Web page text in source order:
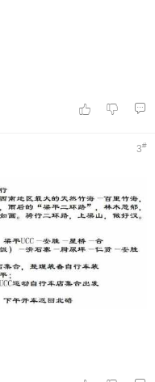
3#